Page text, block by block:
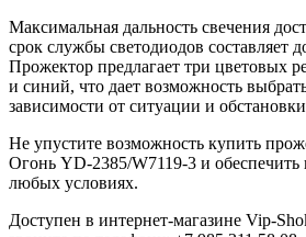
Максимальная дальность свечения
срок службы светодиодов составляет
Прожектор предлагает три цветовых
и синий, что дает возможность
зависимости от ситуации и
Не упустите возможность купить
Огонь YD-2385/W7119-3 и
любых условиях.
Доступен в интернет-магазине Vip-